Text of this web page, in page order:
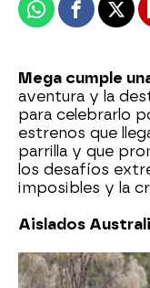
WhatsappFacebook
X
Mega cumple
aventura y la
para celebrarlo
estrenos que
parrilla y que
los desafíos
imposibles y la
Aislados